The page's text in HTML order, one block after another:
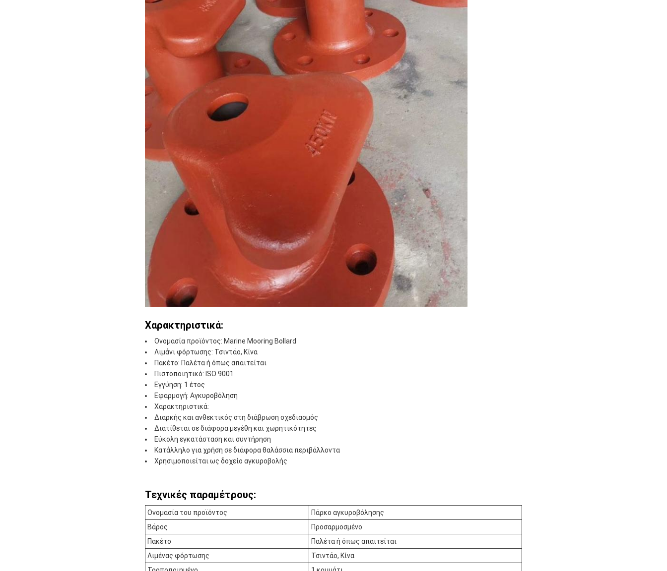
Χαρακτηριστικά:
Ονομασία προϊόντος: Marine Mooring Bollard
Λιμάνι φόρτωσης: Τσιντάο, Κίνα
Πακέτο: Παλέτα ή όπως απαιτείται
Πιστοποιητικό: ISO 9001
Εγγύηση: 1 έτος
Εφαρμογή: Αγκυροβόληση
Χαρακτηριστικά:
Διαρκής και ανθεκτικός στη διάβρωση σχεδιασμός
Διατίθεται σε διάφορα μεγέθη και χωρητικότητες
Εύκολη εγκατάσταση και συντήρηση
Κατάλληλο για χρήση σε διάφορα θαλάσσια περιβάλλοντα
Χρησιμοποιείται ως δοχείο αγκυροβολής
Τεχνικές παραμέτρους:
Ονομασία του προϊόντος
Πάρκο αγκυροβόλησης
Βάρος
Προσαρμοσμένο
Πακέτο
Παλέτα ή όπως απαιτείται
Λιμένας φόρτωσης
Τσιντάο, Κίνα